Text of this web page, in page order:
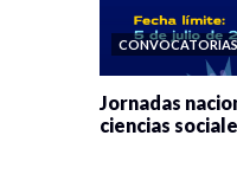
CONVOCATORIAS
Jornadas
ciencias